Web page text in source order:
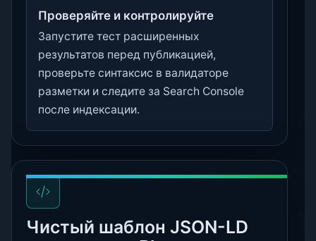
Проверяйте и контролируйте
Запустите тест расширенных
результатов перед публикацией,
проверьте синтаксис в валидаторе
разметки и следите за Search Console
после индексации.
Чистый шаблон JSON-LD